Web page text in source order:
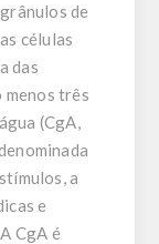
de
células
das
menos três
(CgA,
a
e
CgA é